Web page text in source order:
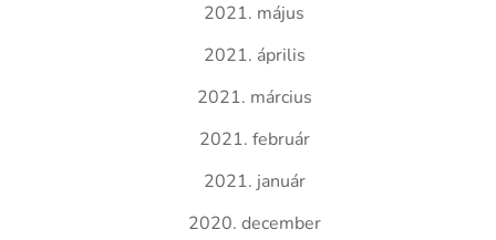
2021. május
2021. április
2021. március
2021. február
2021. január
2020. december